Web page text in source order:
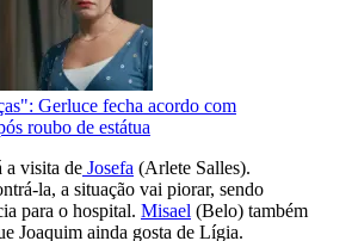
Gerluce fecha acordo com
roubo de estátua
a visita de Josefa (Arlete Salles).
la, a situação vai piorar, sendo
para o hospital. Misael (Belo) também
Joaquim ainda gosta de Lígia.